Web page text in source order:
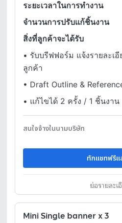
ระยะเวลาในการทำงาน
จำนวนการปรับแก้ชิ้นงาน
สิ่งที่ลูกค้าจะได้รับ
• รับบรีฟฟอร์ม แจ้งรายละเ
ลูกค้า
• Draft Outline &
• แก้ไขได้ 2 ครั้ง / 1 ชิ้นงาน
สนใจจ้างในนามบริษัท
ทักแชทฟรี
ย่อรายละเ
Mini Single banner x 3